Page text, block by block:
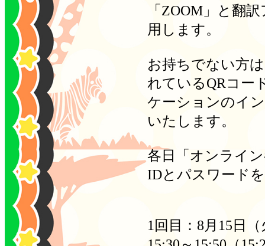
「ZOOM」と翻
用します。
お持ちでない方
れているQRコー
ケーションのイ
いたします。
各日「オンライ
IDとパスワード
1回目：8月15日（